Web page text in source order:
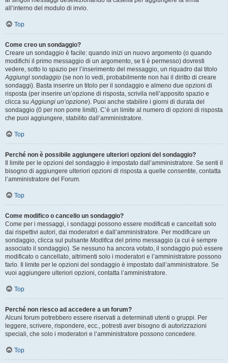
all’interno del modulo di invio.
Top
Come creo un sondaggio?
Creare un sondaggio è facile: quando inizi un nuovo argomento (o quando
modifichi il primo messaggio di un argomento, se ti è permesso) dovresti
vedere, sotto lo spazio per l’inserimento del messaggio, un riquadro dal titolo
Aggiungi sondaggio (se non lo vedi, probabilmente non hai il diritto di creare
sondaggi). Basta inserire un titolo per il sondaggio e almeno due opzioni di
risposta (per inserire un’opzione di risposta, scrivila nell’apposito spazio e
clicca suAggiungi un’opzione). Puoi anche stabilire i giorni di durata del
sondaggio (0 per non porre limiti). C’è un limite al numero di opzioni di risposta
che puoi aggiungere, stabilito dall’amministratore.
Top
Perché non è possibile aggiungere ulteriori opzioni del sondaggio?
Il limite per le opzioni del sondaggio è impostato dall’amministratore. Se senti il
bisogno di aggiungere ulteriori opzioni di risposta a quelle consentite, contatta
l’amministratore del Forum.
Top
Come modifico o cancello un sondaggio?
Come per i messaggi, i sondaggi possono essere modificati e cancellati solo
dai rispettivi autori, dai moderatori e dall’amministratore. Per modificare un
sondaggio, clicca sul pulsante Modifica del primo messaggio (a cui è sempre
associato il sondaggio). Se nessuno ha ancora votato, il sondaggio può essere
modificato o cancellato, altrimenti solo i moderatori e l’amministratore possono
farlo. Il limite per le opzioni del sondaggio è impostato dall’amministratore. Se
vuoi aggiungere ulteriori opzioni, contatta l’amministratore.
Top
Perché non riesco ad accedere a un forum?
Alcuni forum potrebbero essere riservati a determinati utenti o gruppi. Per
leggere, scrivere, rispondere, ecc., potresti aver bisogno di autorizzazioni
speciali, che solo i moderatori e l’amministratore possono concedere.
Top